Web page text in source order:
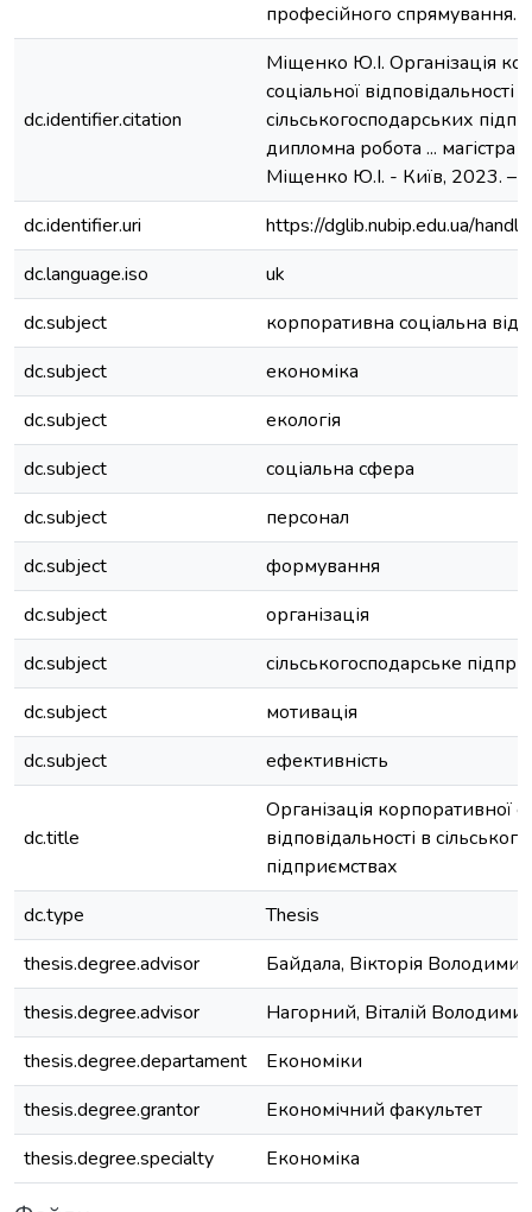
професійного спрямування.
dc.identifier.citation
Міщенко Ю.І. Організація
соціальної відповідальності в
сільськогосподарських
дипломна робота ... магістра
Міщенко Ю.І. - Київ, 2023. –
dc.identifier.uri
https://dglib.nubip.edu.ua/
dc.language.iso
uk
dc.subject
корпоративна соціальна
dc.subject
економіка
dc.subject
екологія
dc.subject
соціальна сфера
dc.subject
персонал
dc.subject
формування
dc.subject
організація
dc.subject
сільськогосподарське
dc.subject
мотивація
dc.subject
ефективність
dc.title
Організація корпоративної
відповідальності в
підприємствах
dc.type
Thesis
thesis.degree.advisor
Байдала, Вікторія
thesis.degree.advisor
Нагорний, Віталій
thesis.degree.departament
Економіки
thesis.degree.grantor
Економічний факультет
thesis.degree.specialty
Економіка